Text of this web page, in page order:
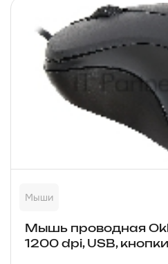
Мыши
Мышь проводная
1200 dpi, USB,